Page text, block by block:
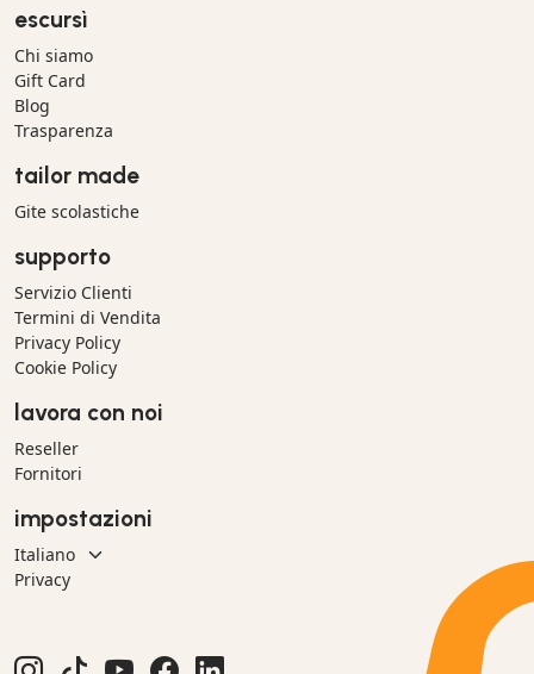
escursì
Chi siamo
Gift Card
Blog
Trasparenza
tailor made
Gite scolastiche
supporto
Servizio Clienti
Termini di Vendita
Privacy Policy
Cookie Policy
lavora con noi
Reseller
Fornitori
impostazioni
Privacy